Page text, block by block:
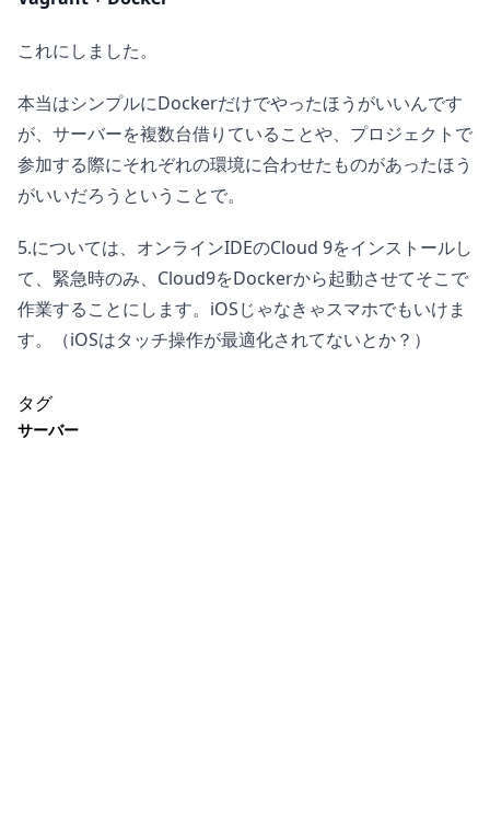
これにしました。
本当はシンプルにDockerだけでやったほうがいいんです
が、サーバーを複数台借りていることや、プロジェクトで
参加する際にそれぞれの環境に合わせたものがあったほう
がいいだろうということで。
5.については、オンラインIDEのCloud 9をインストールし
て、緊急時のみ、Cloud9をDockerから起動させてそこで
作業することにします。iOSじゃなきゃスマホでもいけま
す。（iOSはタッチ操作が最適化されてないとか？）
タグ
サーバー